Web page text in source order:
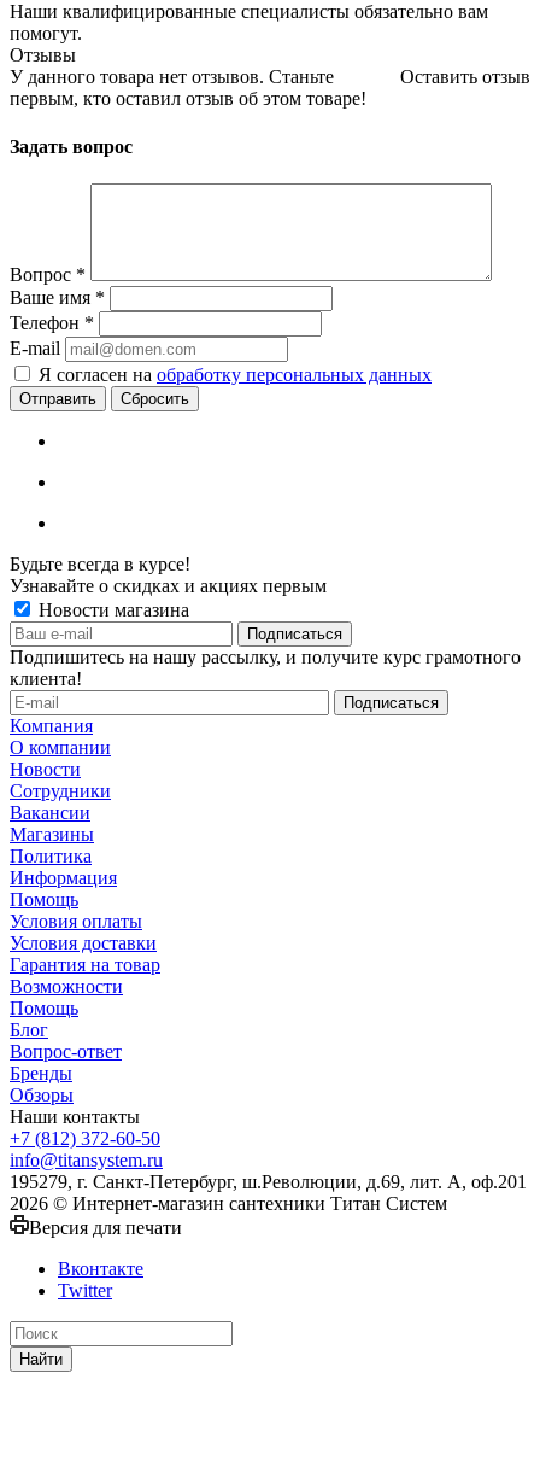
Наши квалифицированные специалисты обязательно вам
помогут.
Отзывы
Оставить отзыв
У данного товара нет отзывов. Станьте
первым, кто оставил отзыв об этом товаре!
Задать вопрос
Вопрос *
Ваше имя *
Телефон *
E-mail
Я согласен на обработку персональных данных
Сбросить
Будьте всегда в курсе!
Узнавайте о скидках и акциях первым
Новости магазина
Подпишитесь на нашу рассылку, и получите курс грамотного
клиента!
Компания
О компании
Новости
Сотрудники
Вакансии
Магазины
Политика
Информация
Помощь
Условия оплаты
Условия доставки
Гарантия на товар
Возможности
Помощь
Блог
Вопрос-ответ
Бренды
Обзоры
Наши контакты
+7 (812) 372-60-50
info@titansystem.ru
195279, г. Санкт-Петербург, ш.Революции, д.69, лит. А, оф.201
2026 © Интернет-магазин сантехники Титан Систем
Версия для печати
Вконтакте
Twitter
Найти